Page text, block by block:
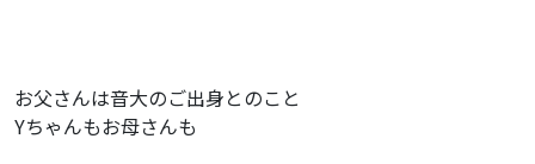
お父さんは音大のご出身とのこと
Yちゃんもお母さんも